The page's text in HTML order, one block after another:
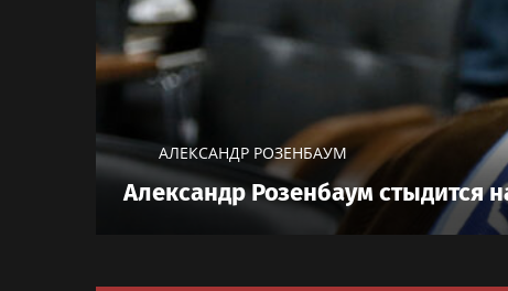
АЛЕКСАНДР РОЗЕНБАУМ
Александр Розенбаум стыдится